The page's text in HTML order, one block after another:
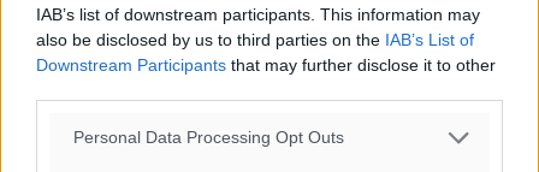
IAB’s list of downstream participants. This information may
also be disclosed by us to third parties on the IAB’s List of
Downstream Participants that may further disclose it to other
Personal Data Processing Opt Outs